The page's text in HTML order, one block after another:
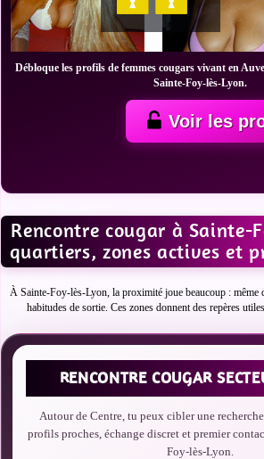
Débloque les profils de femmes cougars vivant en
Sainte-Foy-lès-Lyon.
Voir les
Rencontre cougar à Sainte-
quartiers, zones actives et
À Sainte-Foy-lès-Lyon, la proximité joue beaucoup : même
habitudes de sortie. Ces zones donnent des repères
RENCONTRE COUGAR
Autour de Centre, tu peux cibler une
profils proches, échange discret et premier
Foy-lès-Lyon.